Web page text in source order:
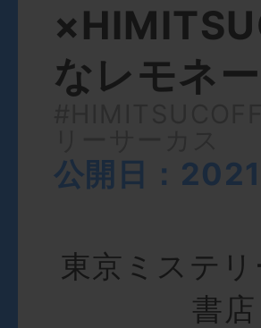
なレモネ
公開日：
東京ミステ
書